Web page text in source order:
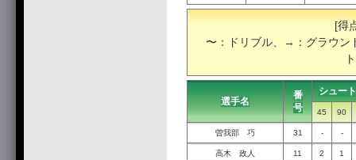
[得
〜：ドリブル、→：グラウン
選手名
番
号
シュー
45 90
曽我部 巧 31 - -
高木 政人 11 2 1